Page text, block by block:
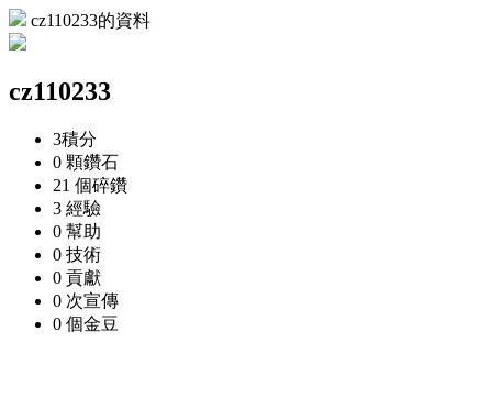
cz110233的資料
cz110233
3積分
0 顆鑽石
21 個碎鑽
3 經驗
0 幫助
0 技術
0 貢獻
0 次宣傳
0 個金豆